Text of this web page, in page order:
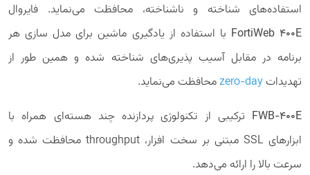
استفاده‌های شناخته و ناشناخته، محافظت می‌نماید. فایروال
FortiWeb 400E‌ با استفاده از یادگیری ماشین برای مدل سازی هر
برنامه در مقابل آسیب پذیری‌های شناخته شده و همین طور از
تهدیداتzero-dayمحافظت می‌نماید.
FWB-400E ترکیبی از تکنولوژی پردازنده چند هسته‌ای همراه با
ابزارهای SSL مبتنی بر سخت افزار، throughput محافظت شده و
سرعت بالا را ارائه می‌دهد.